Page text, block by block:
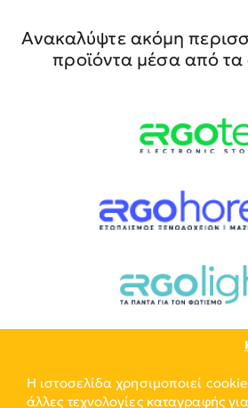
Η ιστοσελίδα χρησιμοποιεί
άλλες τεχνολογίες καταγραφής
Ανακαλύψτε ακόμη
προϊόντα μέσα από